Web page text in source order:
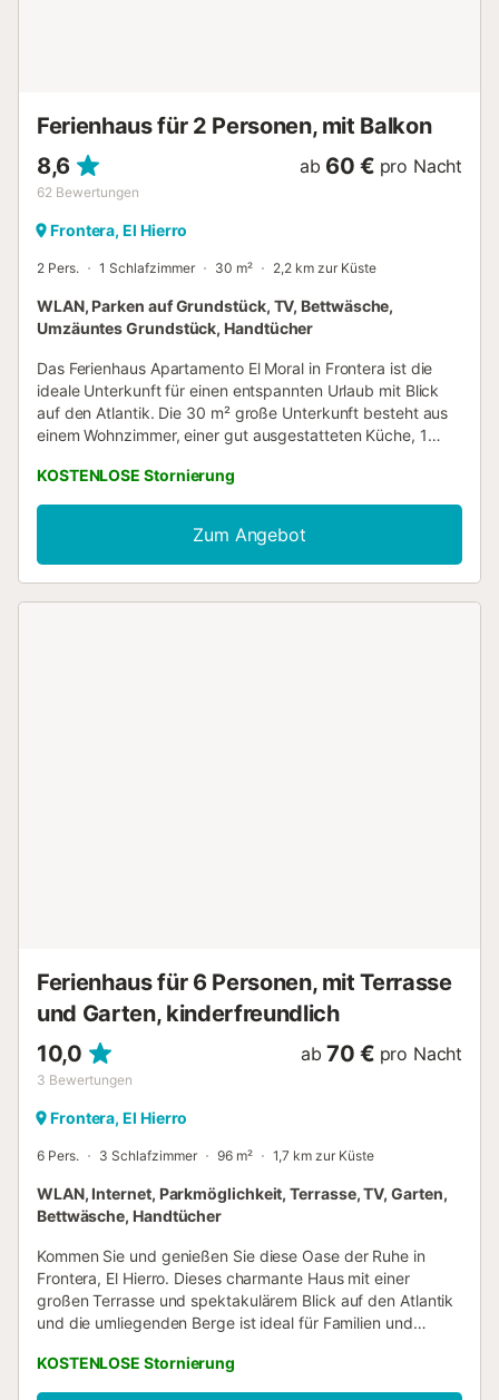
Ferienhaus für 2 Personen, mit Balkon
8,6
62 Bewertungen
ab 60 € pro Nacht
Frontera, El Hierro
2 Pers. 1 Schlafzimmer 30 m² 2,2 km zur Küste
WLAN, Parken auf Grundstück, TV, Bettwäsche,
Umzäuntes Grundstück, Handtücher
Das Ferienhaus Apartamento El Moral in Frontera ist die
ideale Unterkunft für einen entspannten Urlaub mit Blick
auf den Atlantik. Die 30 m² große Unterkunft besteht aus
einem Wohnzimmer, einer gut ausgestatteten Küche, 1
2 Personen. Zur Ausstattung gehören außerdem
Highspeed-WLAN (für Videoanrufe geeignet) sowie ein TV.
Dieses Ferienhaus bietet einen privaten Außenbereich mit
einer offenen Terrasse und einem Balkon. Die Gäste haben
auch Zugang zu einem gemeinsamen Außenbereich mit
KOSTENLOSE Stornierung
Zum Angebot
Ferienhaus für 6 Personen, mit Terrasse
und Garten, kinderfreundlich
10,0
3 Bewertungen
ab 70 € pro Nacht
Frontera, El Hierro
6 Pers. 3 Schlafzimmer 96 m² 1,7 km zur Küste
WLAN, Internet, Parkmöglichkeit, Terrasse, TV, Garten,
Bettwäsche, Handtücher
Kommen Sie und genießen Sie diese Oase der Ruhe in
Frontera, El Hierro. Dieses charmante Haus mit einer
großen Terrasse und spektakulärem Blick auf den Atlantik
und die umliegenden Berge ist ideal für Familien und
zum Abschalten oder zum Genießen eines Mittagessens
auf der Terrasse, zum Erkunden von Wanderwegen oder
KOSTENLOSE Stornierung